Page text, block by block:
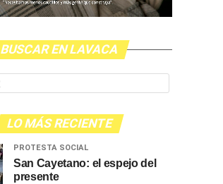
BUSCAR EN LAVACA
LO MÁS RECIENTE
PROTESTA SOCIAL
San Cayetano: el espejo del
presente